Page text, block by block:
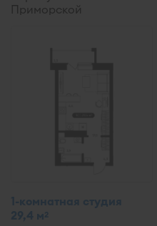
Приморской
1-комнатная студия
29,4 м2